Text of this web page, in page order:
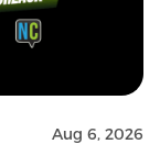
Aug 6, 2026